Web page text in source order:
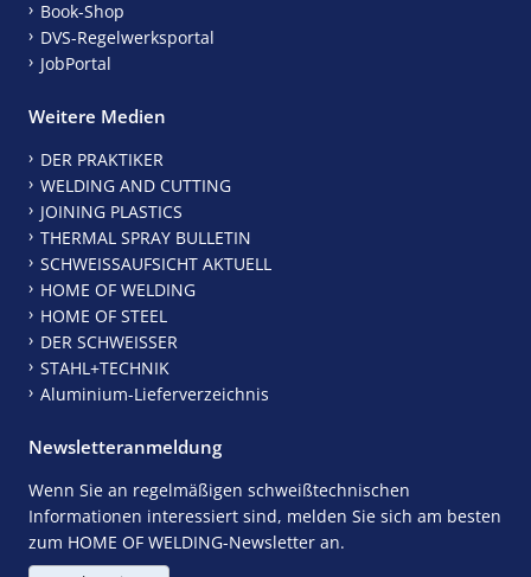
Book-Shop
DVS-Regelwerksportal
JobPortal
Weitere Medien
DER PRAKTIKER
WELDING AND CUTTING
JOINING PLASTICS
THERMAL SPRAY BULLETIN
SCHWEISSAUFSICHT AKTUELL
HOME OF WELDING
HOME OF STEEL
DER SCHWEISSER
STAHL+TECHNIK
Aluminium-Lieferverzeichnis
Newsletteranmeldung
Wenn Sie an regelmäßigen schweißtechnischen
Informationen interessiert sind, melden Sie sich am besten
zum HOME OF WELDING-Newsletter an.